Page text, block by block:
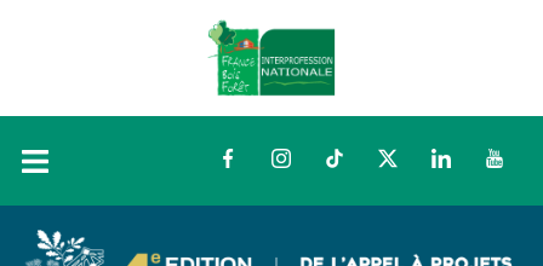
FacebookInstagramTikTokTwitterLinkedIn